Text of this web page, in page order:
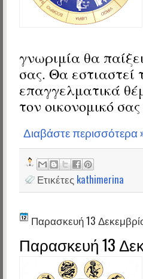
γνωριμία θα
σας. Θα εστιαστεί
επαγγελματικά
τον οικονομικό
Διαβάστε περισσότερα
Ετικέτες kathimerina
Παρασκευή 13
Παρασκευή 13